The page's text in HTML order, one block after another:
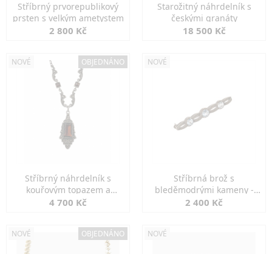
Stříbrný prvorepublikový
prsten s velkým ametystem
2 800 Kč
Starožitný náhrdelník s
českými granáty
18 500 Kč
NOVÉ OBJEDNÁNO
Stříbrný náhrdelník s
kouřovým topazem a
markazity
4 700 Kč
NOVÉ
Stříbrná brož s
bleděmodrými kameny -
jemná elegance
2 400 Kč
NOVÉ OBJEDNÁNO NOVÉ